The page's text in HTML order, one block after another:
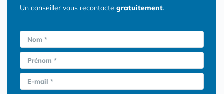
Un conseiller vous recontacte gratuitement.
Nom *
Prénom *
E-mail *